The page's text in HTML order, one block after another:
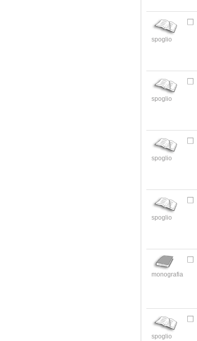
spoglio
spoglio
spoglio
spoglio
monografia
spoglio